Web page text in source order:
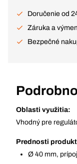
Doručenie od
Záruka a
Bezpečné
Oblasti využitia:
Vhodný pre
Prednosti
Ø 40 mm,